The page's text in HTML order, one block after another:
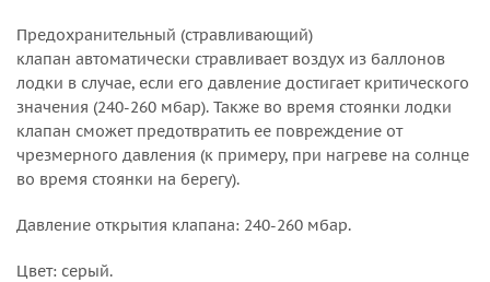
Предохранительный (стравливающий)
клапан автоматически стравливает воздух из баллонов
лодки в случае, если его давление достигает критического
значения (240-260 мбар). Также во время стоянки лодки
клапан сможет предотвратить ее повреждение от
чрезмерного давления (к примеру, при нагреве на солнце
во время стоянки на берегу).
Давление открытия клапана: 240-260 мбар.
Цвет: серый.